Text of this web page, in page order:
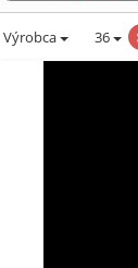
Výrobca 36